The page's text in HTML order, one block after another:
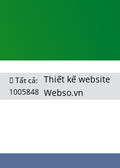
Tất cả:
1005848
Thiết kế website
Webso.vn